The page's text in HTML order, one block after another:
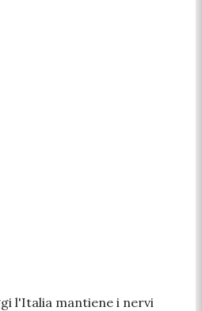
l'Italia mantiene i nervi